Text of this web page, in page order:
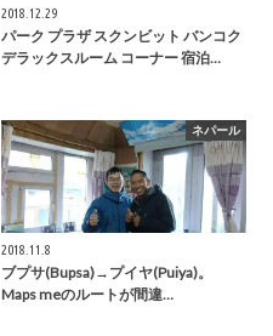
2018.12.29
パーク プラザ スクンビット バンコク
デラックスルーム コーナー 宿泊…
ネパール
2018.11.8
ブプサ(Bupsa)→プイヤ(Puiya)。
Maps meのルートが間違…